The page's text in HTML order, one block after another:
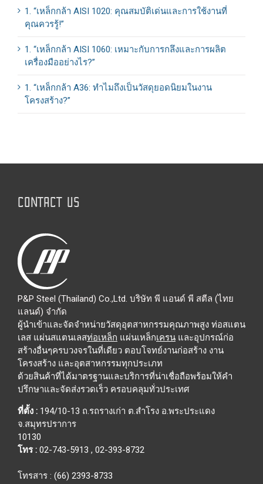
1. “เหล็กกล้า AISI 1020: คุณสมบัติเด่นและการใช้งานที่
คุณควรรู้!”
1. “เหล็กกล้า AISI 1060: เหมาะกับการกลึงและการผลิต
เครื่องมืออย่างไร?”
1. “เหล็กกล้า A36: ทำไมถึงเป็นวัสดุยอดนิยมในงาน
โครงสร้าง?”
CONTACT US
P&P Steel (Thailand) Co.,Ltd. บริษัท พี แอนด์ พี สตีล (ไทย
แลนด์) จำกัด
ผู้นำเข้าและจัดจำหน่ายวัสดุอุตสาหกรรมคุณภาพสูง ท่อสแตน
เลส แผ่นสแตนเลสท่อเหล็ก แผ่นเหล็กเครน และอุปกรณ์ก่อ
สร้างอื่นๆครบวงจรในที่เดียว ตอบโจทย์งานก่อสร้าง งาน
โครงสร้าง และอุตสาหกรรมทุกประเภท
ด้วยสินค้าที่ได้มาตรฐานและบริการที่น่าเชื่อถือพร้อมให้คำ
ปรึกษาและจัดส่งรวดเร็ว ครอบคลุมทั่วประเทศ
ที่ตั้ง : 194/10-13 ถ.รถรางเก่า ต.สำโรง อ.พระประแดง
จ.สมุทรปราการ
10130
โทร : 02-743-5913 , 02-393-8732
โทรสาร : (66) 2393-8733